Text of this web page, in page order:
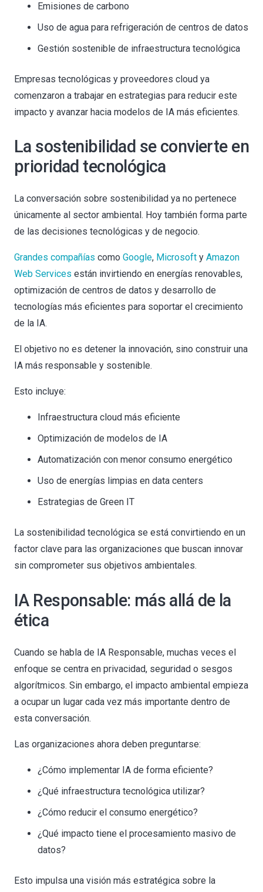
Emisiones de carbono
Uso de agua para refrigeración de centros de datos
Gestión sostenible de infraestructura tecnológica
Empresas tecnológicas y proveedores cloud ya
comenzaron a trabajar en estrategias para reducir este
impacto y avanzar hacia modelos de IA más eficientes.
La sostenibilidad se convierte en
prioridad tecnológica
La conversación sobre sostenibilidad ya no pertenece
únicamente al sector ambiental. Hoy también forma parte
de las decisiones tecnológicas y de negocio.
Grandes compañías como Google, Microsoft y Amazon
Web Services están invirtiendo en energías renovables,
optimización de centros de datos y desarrollo de
tecnologías más eficientes para soportar el crecimiento
de la IA.
El objetivo no es detener la innovación, sino construir una
IA más responsable y sostenible.
Esto incluye:
Infraestructura cloud más eficiente
Optimización de modelos de IA
Automatización con menor consumo energético
Uso de energías limpias en data centers
Estrategias de Green IT
La sostenibilidad tecnológica se está convirtiendo en un
factor clave para las organizaciones que buscan innovar
sin comprometer sus objetivos ambientales.
IA Responsable: más allá de la
ética
Cuando se habla de IA Responsable, muchas veces el
enfoque se centra en privacidad, seguridad o sesgos
algorítmicos. Sin embargo, el impacto ambiental empieza
a ocupar un lugar cada vez más importante dentro de
esta conversación.
Las organizaciones ahora deben preguntarse:
¿Cómo implementar IA de forma eficiente?
¿Qué infraestructura tecnológica utilizar?
¿Cómo reducir el consumo energético?
¿Qué impacto tiene el procesamiento masivo de
datos?
Esto impulsa una visión más estratégica sobre la